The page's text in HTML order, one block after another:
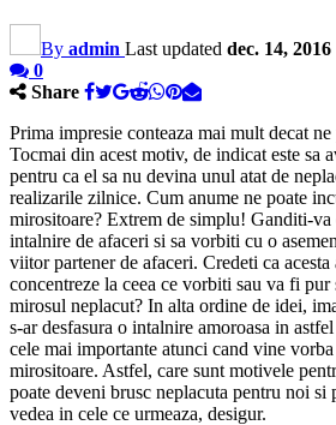
By admin Last updated dec. 14, 2016
0
Share
Prima impresie conteaza mai mult decat ne
Tocmai din acest motiv, de indicat este sa
pentru ca el sa nu devina unul atat de
realizarile zilnice. Cum anume ne poate
mirositoare? Extrem de simplu! Ganditi-
intalnire de afaceri si sa vorbiti cu o
viitor partener de afaceri. Credeti ca acesta
concentreze la ceea ce vorbiti sau va fi
mirosul neplacut? In alta ordine de idei,
s-ar desfasura o intalnire amoroasa in
cele mai importante atunci cand vine
mirositoare. Astfel, care sunt motivele
poate deveni brusc neplacuta pentru noi si
vedea in cele ce urmeaza, desigur.